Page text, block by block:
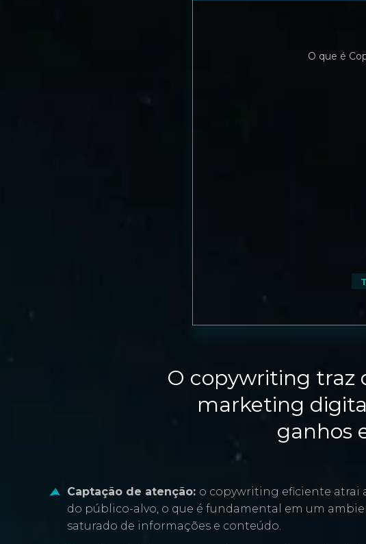
O que é
O copywriting traz
marketing
ganhos
Captação de atenção: o copywriting eficiente atrai
do público-alvo, o que é fundamental em um
saturado de informações e conteúdo.